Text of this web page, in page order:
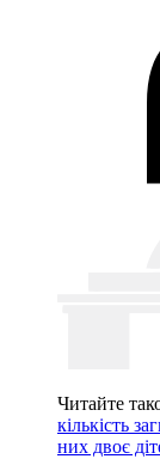
Читайте
кількість
них двоє